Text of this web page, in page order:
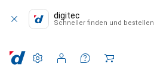
digitec
Schneller finden und bestellen
Einstellungen
Kundenkonto
Vergleichslisten
Merklisten
Warenkorb